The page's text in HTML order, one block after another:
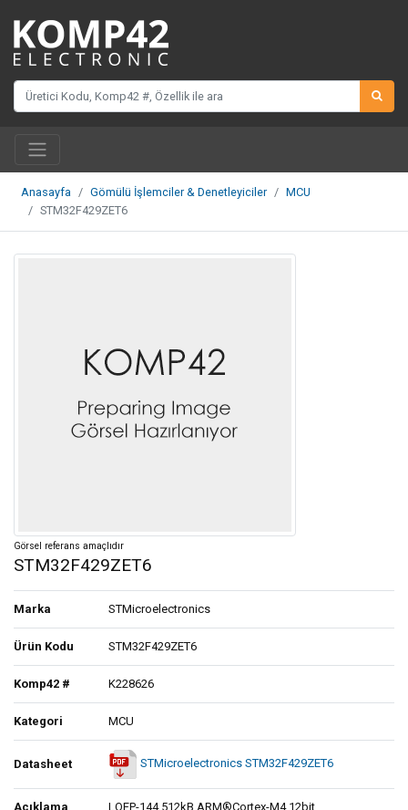
Anasayfa Gömülü İşlemciler & Denetleyiciler
MCU
STM32F429ZET6
Görsel referans amaçlıdır
STM32F429ZET6
Marka STMicroelectronics
Ürün Kodu STM32F429ZET6
Komp42 # K228626
Kategori MCU
Datasheet STMicroelectronics STM32F429ZET6
Açıklama LQFP-144 512kB ARM®Cortex-M4 12bit